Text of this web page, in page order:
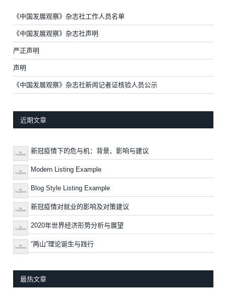
《中国发展观察》杂志社工作人员名单
《中国发展观察》杂志社声明
严正声明
声明
《中国发展观察》杂志社新闻记者证核验人员公示
近期文章
新冠疫情下的危与机：背景、影响与建议
Modern Listing Example
Blog Style Listing Example
新冠疫情对就业的影响及对策建议
2020年世界经济形势分析与展望
“两山”理论诞生与践行
最热文章